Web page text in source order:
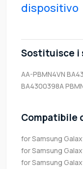
dispositivo
Sostituisce i
AA-PBMN4VN
BA4300398A
Compatibile
for Samsung
for Samsung
for Samsung